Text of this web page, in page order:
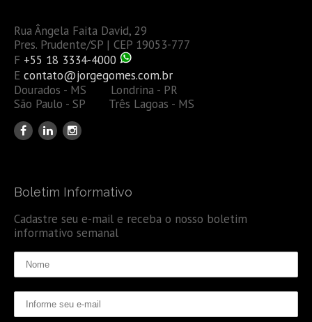
Rua Ângela Faita David, 29
Pres. Prudente/SP | CEP 19053-777
F +55 18 3334-4000
E contato@jorgegomes.com.br
Dourados - MS Londrina - PR
São Paulo - SP Três Lagoas - MS
Boletim Informativo
Cadastre seu e-mail e receba o nosso boletim
informativo semanal